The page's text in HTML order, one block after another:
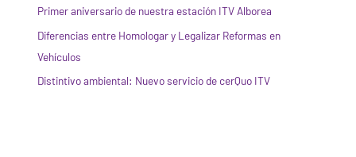
Primer aniversario de nuestra estación ITV Alborea
Diferencias entre Homologar y Legalizar Reformas en
Vehículos
Distintivo ambiental: Nuevo servicio de cerQuo ITV